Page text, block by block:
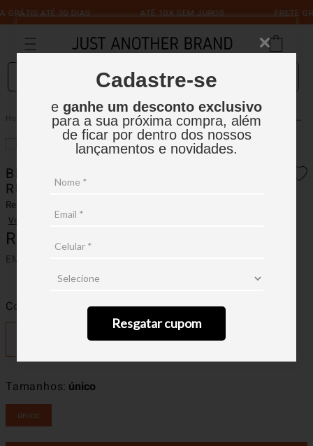
Cadastre-se
e ganhe um desconto exclusivo
para a sua próxima compra, além
de ficar por dentro dos nossos
lançamentos e novidades.
Resgatar cupom
GRÁTIS ATÉ 30 DIAS ATÉ 10X SEM JUROS FRETE
O que você está procurando?
ACESSÓRIOS Brinde Especial: Seu Ingresso da Rumors Tá Garantido!
BRINDE ESPECIAL: SEU INGRESSO DA
RUMORS TÁ GARANTIDO!
Ref.:
Ver avaliações
R$ 01
EM ATÉ
Tamanhos único
único
Cor